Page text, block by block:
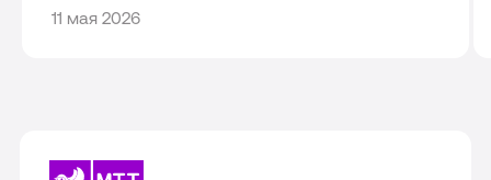
11 мая 202611